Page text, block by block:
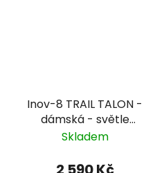
Inov-8 TRAIL TALON -
dámská - světle
fialová
Skladem